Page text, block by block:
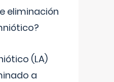
eliminación
(LA)
a